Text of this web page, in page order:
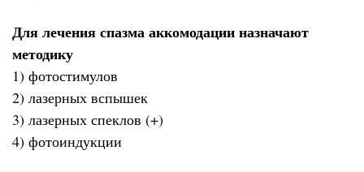
Для лечения спазма аккомодации назначают
методику
1) фотостимулов
2) лазерных вспышек
3) лазерных спеклов (+)
4) фотоиндукции